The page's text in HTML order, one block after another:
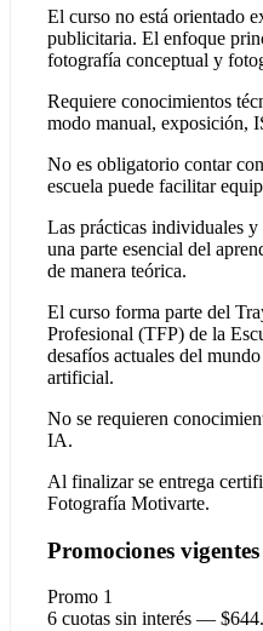
El curso no está orientado
publicitaria. El enfoque
fotografía conceptual y
Requiere conocimientos
modo manual, exposición,
No es obligatorio contar
escuela puede facilitar
Las prácticas individuales y
una parte esencial del
de manera teórica.
El curso forma parte del
Profesional (TFP) de la
desafíos actuales del
artificial.
No se requieren
IA.
Al finalizar se entrega
Fotografía Motivarte.
Promociones vigentes
Promo 1
6 cuotas sin interés —